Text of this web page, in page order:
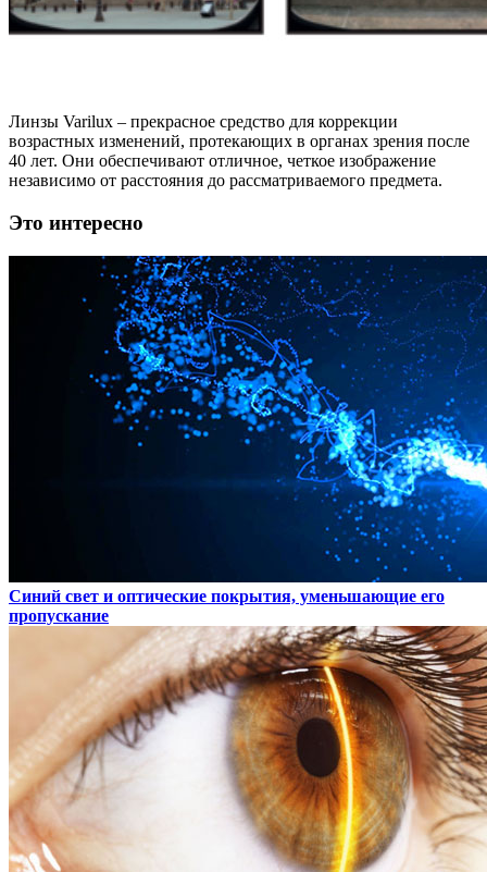
Линзы Varilux – прекрасное средство для коррекции
возрастных изменений, протекающих в органах зрения после
40 лет. Они обеспечивают отличное, четкое изображение
независимо от расстояния до рассматриваемого предмета.
Это интересно
Синий свет и оптические покрытия, уменьшающие его
пропускание